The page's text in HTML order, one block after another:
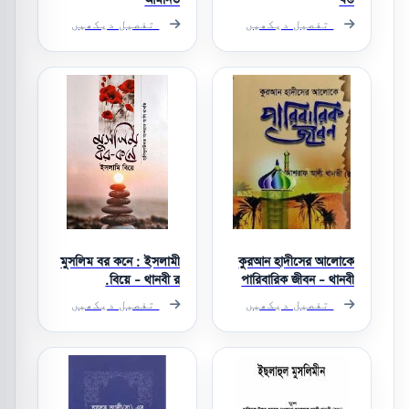
تفصیل دیکھیں تفصیل دیکھیں
কুরআন হাদীসের আলোকে
পারিবারিক জীবন - থানবী
র.
تفصیل دیکھیں
মুসলিম বর কনে : ইসলামী
বিয়ে - থানবী র.
تفصیل دیکھیں